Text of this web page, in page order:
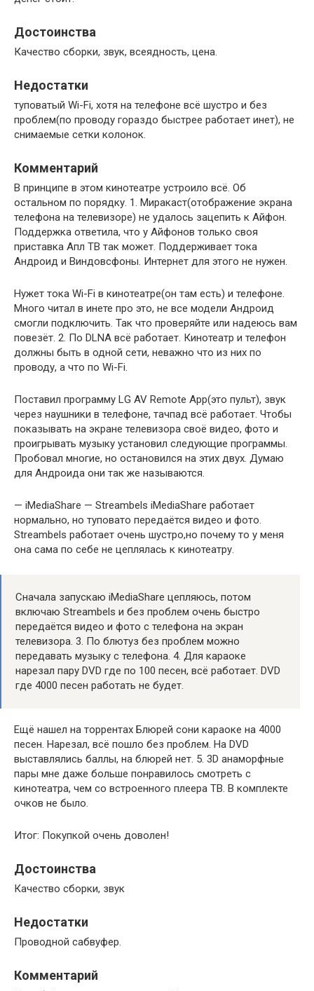
Достоинства
Качество сборки, звук, всеядность, цена.
Недостатки
туповатый Wi-Fi, хотя на телефоне всё шустро и без
проблем(по проводу гораздо быстрее работает инет), не
снимаемые сетки колонок.
Комментарий
В принципе в этом кинотеатре устроило всё. Об
остальном по порядку. 1. Миракаст(отображение экрана
телефона на телевизоре) не удалось зацепить к Айфон.
Поддержка ответила, что у Айфонов только своя
приставка Апл ТВ так может. Поддерживает тока
Андроид и Виндовсфоны. Интернет для этого не нужен.
Нужет тока Wi-Fi в кинотеатре(он там есть) и телефоне.
Много читал в инете про это, не все модели Андроид
смогли подключить. Так что проверяйте или надеюсь вам
повезёт. 2. По DLNA всё работает. Кинотеатр и телефон
должны быть в одной сети, неважно что из них по
проводу, а что по Wi-Fi.
Поставил программу LG AV Remote App(это пульт), звук
через наушники в телефоне, тачпад всё работает. Чтобы
показывать на экране телевизора своё видео, фото и
проигрывать музыку установил следующие программы.
Пробовал многие, но остановился на этих двух. Думаю
для Андроида они так же называются.
— iMediaShare — Streambels iMediaShare работает
нормально, но туповато передаётся видео и фото.
Streambels работает очень шустро,но почему то у меня
она сама по себе не цеплялась к кинотеатру.
Сначала запускаю iMediaShare цепляюсь, потом
включаю Streambels и без проблем очень быстро
передаётся видео и фото с телефона на экран
телевизора. 3. По блютуз без проблем можно
передавать музыку с телефона. 4. Для караоке
нарезал пару DVD где по 100 песен, всё работает. DVD
где 4000 песен работать не будет.
Ещё нашел на торрентах Блюрей сони караоке на 4000
песен. Нарезал, всё пошло без проблем. На DVD
выставлялись баллы, на блюрей нет. 5. 3D анаморфные
пары мне даже больше понравилось смотреть с
кинотеатра, чем со встроенного плеера ТВ. В комплекте
очков не было.
Итог: Покупкой очень доволен!
Достоинства
Качество сборки, звук
Недостатки
Проводной сабвуфер.
Комментарий